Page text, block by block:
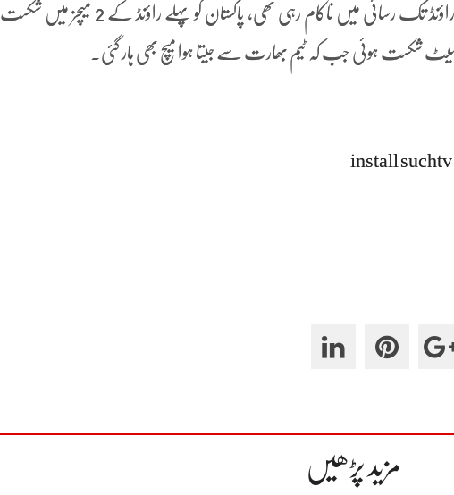
واضح رہےکہ پاکستان ٹیم ورلڈکپ کے سپر 8 راؤنڈ تک رسائی میں ناکام رہی تھی، پاکستان کو پہلے راؤنڈ کے 2 میچز میں شکست
شکست ہوئی جب کہ ٹیم بھارت سے جیتا ہوا میچ بھی ہار گئی۔
مزید پڑھیں